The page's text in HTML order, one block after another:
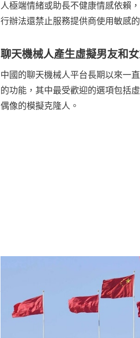
人極端情緒或助長不健康情感依賴
行辦法還禁止服務提供商使用敏感
聊天機械人產生虛擬男友和
中國的聊天機械人平台長期以來一
的功能，其中最受歡迎的選項包括
偶像的模擬克隆人。